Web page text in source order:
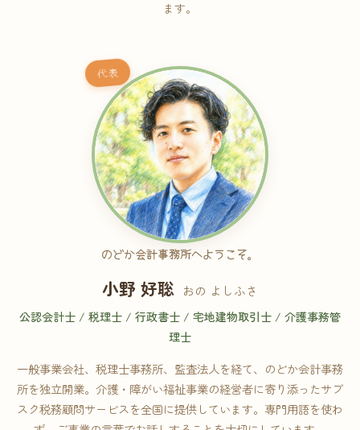
ます。
代表
のどか会計事務所へようこそ。
小野 好聡 おの よしふさ
公認会計士 / 税理士 / 行政書士 / 宅地建物取引士 / 介護事務管
理士
一般事業会社、税理士事務所、監査法人を経て、のどか会計事務
所を独立開業。介護・障がい福祉事業の経営者に寄り添ったサブ
スク税務顧問サービスを全国に提供しています。専門用語を使わ